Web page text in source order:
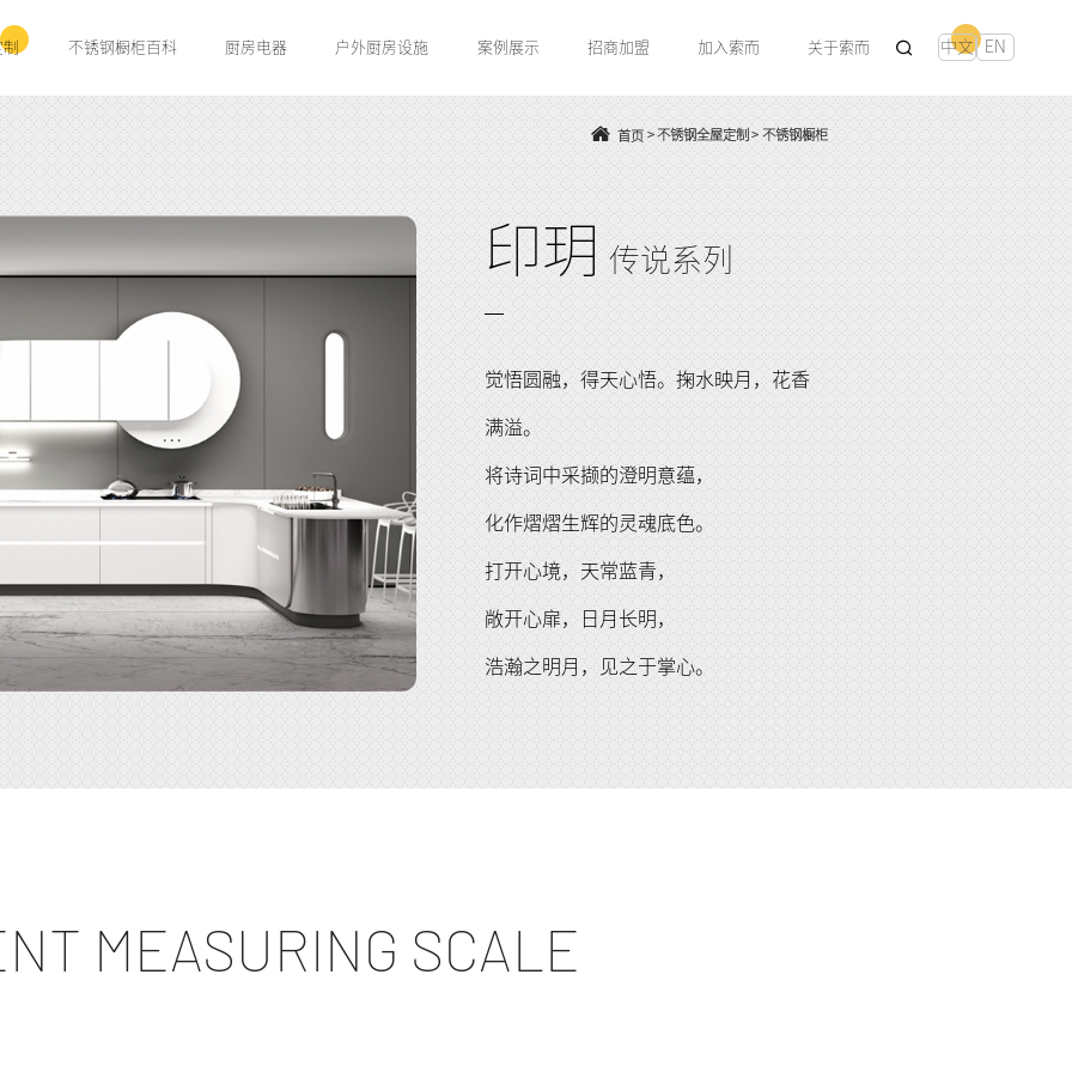
不锈钢橱柜百科 厨房电器 户外厨房设施 案例展示 招商加盟 加入索而 关于索而 中文 EN
首页 > 不锈钢全屋定制 > 不锈钢橱柜
印玥 传说系列
觉悟圆融，得天心悟。掬水映月，花香
满溢。
将诗词中采撷的澄明意蕴，
化作熠熠生辉的灵魂底色。
打开心境，天常蓝青，
敞开心扉，日月长明，
浩瀚之明月，见之于掌心。
MEASURING SCALE